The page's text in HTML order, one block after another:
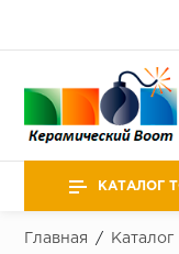
КАТАЛОГ
Главная / Каталог